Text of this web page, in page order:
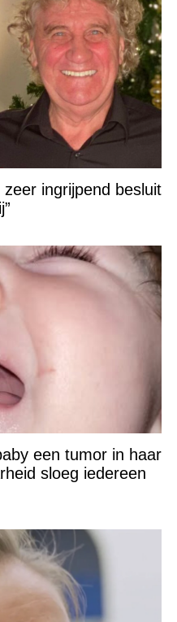
ingrijpend besluit
een tumor in haar
sloeg iedereen